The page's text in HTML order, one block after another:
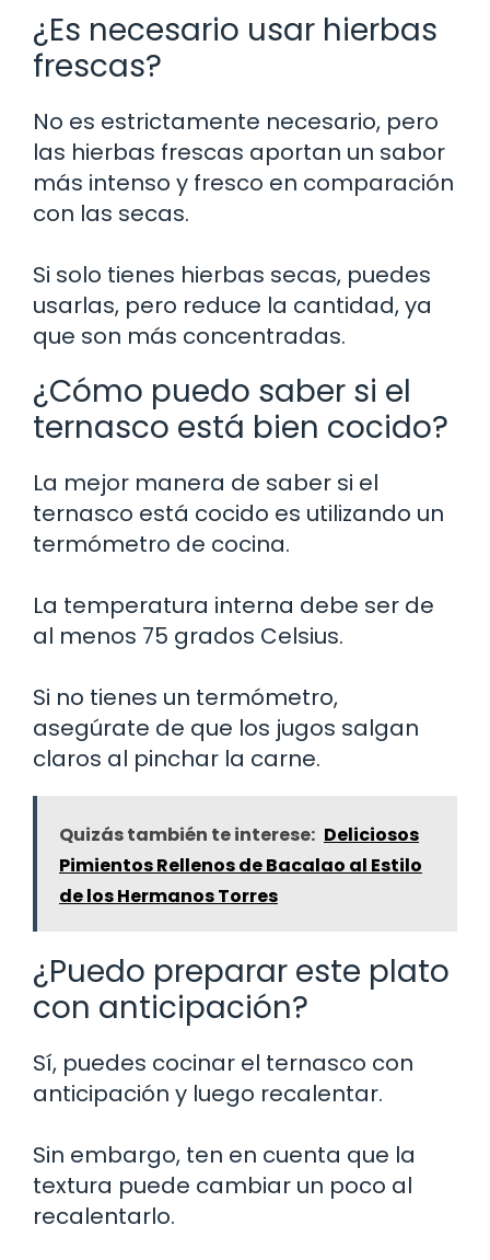
¿Es necesario usar hierbas
frescas?
No es estrictamente necesario, pero
las hierbas frescas aportan un sabor
más intenso y fresco en comparación
con las secas.
Si solo tienes hierbas secas, puedes
usarlas, pero reduce la cantidad, ya
que son más concentradas.
¿Cómo puedo saber si el
ternasco está bien cocido?
La mejor manera de saber si el
ternasco está cocido es utilizando un
termómetro de cocina.
La temperatura interna debe ser de
al menos 75 grados Celsius.
Si no tienes un termómetro,
asegúrate de que los jugos salgan
claros al pinchar la carne.
Quizás también te interese: Deliciosos
Pimientos Rellenos de Bacalao al Estilo
de los Hermanos Torres
¿Puedo preparar este plato
con anticipación?
Sí, puedes cocinar el ternasco con
anticipación y luego recalentar.
Sin embargo, ten en cuenta que la
textura puede cambiar un poco al
recalentarlo.